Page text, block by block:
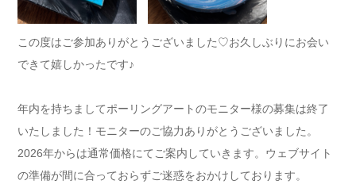
この度はご参加ありがとうございました♡お久しぶりにお会い
できて嬉しかったです♪
年内を持ちましてポーリングアートのモニター様の募集は終了
いたしました！モニターのご協力ありがとうございました。
2026年からは通常価格にてご案内していきます。ウェブサイト
の準備が間に合っておらずご迷惑をおかけしております。